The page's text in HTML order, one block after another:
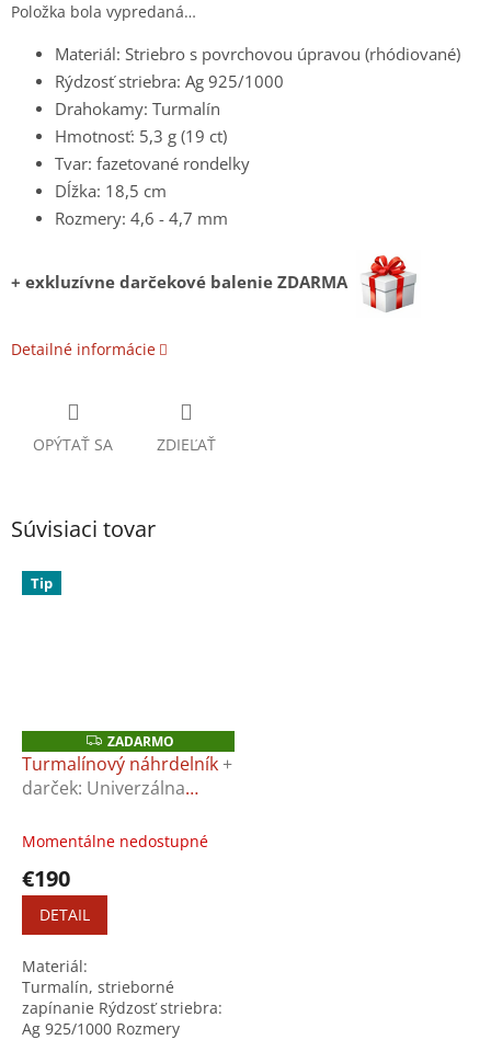
Položka bola vypredaná…
Materiál: Striebro s povrchovou úpravou (rhódiované)
Rýdzosť striebra: Ag 925/1000
Drahokamy: Turmalín
Hmotnosť: 5,3 g (19 ct)
Tvar: fazetované rondelky
Dĺžka: 18,5 cm
Rozmery: 4,6 - 4,7 mm
+ exkluzívne darčekové balenie ZDARMA
Detailné informácie
OPÝTAŤ SA ZDIEĽAŤ
Súvisiaci tovar
Tip
Z
A
D
A
ZADARMO
Turmalínový náhrdelník+
darček: Univerzálna
Momentálne nedostupné
€190
DETAIL
Materiál:
Turmalín, strieborné
zapínanie Rýdzosť striebra:
Ag 925/1000 Rozmery